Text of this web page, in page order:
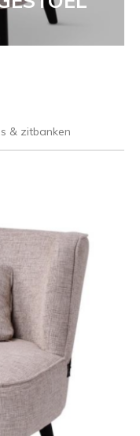
& zitbanken